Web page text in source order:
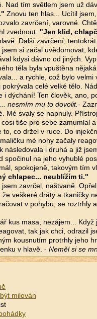
Nad tím světlem jsem už
Znovu ten hlas... Ucítil
zavrčení, varovné.
zvednout. "Jen klid,
Další zavrčení,
si začal uvědomovat,
kdysi dávno od jiných.
těla byla vpuštěna
a rychle, což bylo velmi
celé velké tělo.
i dýchání! Ten člověk, ano,
nesmím mu to dovolit.-
Mé svaly se napnuly.
tiše pro sebe zamumlal
co držel v ruce. Do
mé nohy začaly
následovala i druhá a již
spočinul na jeho vyhublé
spokojeně, takovým tím
chlapec... neublížím ti."
zavrčel, naštvaně.
veškeré dráty a tkaničky
v pohybu, se roztrhly
kus masa, nezájem... Když
tak jak chci, odrazil
kousnutím protrhly jeho
v hlavě. - Neměl si se
milován